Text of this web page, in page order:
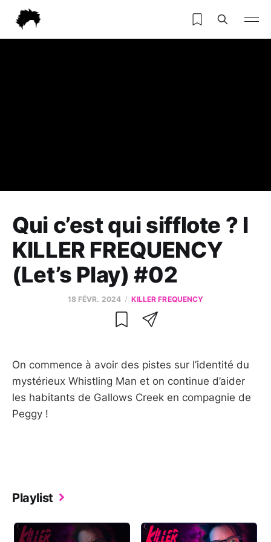
Qui c’est qui sifflote ? l
KILLER FREQUENCY
(Let’s Play) #02
18 FÉVR. 2024 KILLER FREQUENCY
On commence à avoir des pistes sur l’identité du
mystérieux Whistling Man et on continue d’aider
les habitants de Gallows Creek en compagnie de
Peggy !
Playlist